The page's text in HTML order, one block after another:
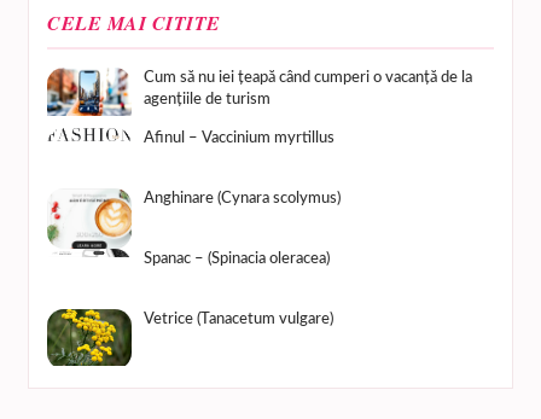
CELE MAI CITITE
Cum să nu iei țeapă când cumperi o vacanță de la
agențiile de turism
Afinul – Vaccinium myrtillus
Anghinare (Cynara scolymus)
Spanac – (Spinacia oleracea)
Vetrice (Tanacetum vulgare)